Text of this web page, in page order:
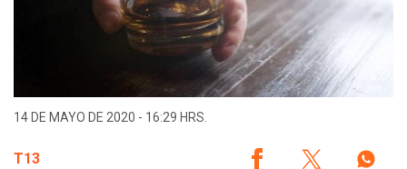
14 DE MAYO DE 2020 - 16:29 HRS.
T13